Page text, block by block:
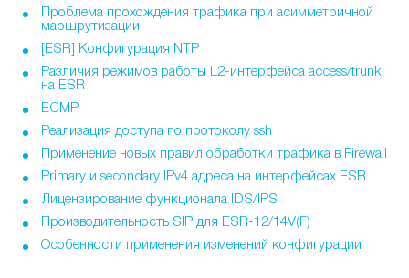
Проблема прохождения трафика при асимметричной
маршрутизации
[ESR] Конфигурация NTP
Различия режимов работы L2-интерфейса access/trunk
на ESR
ECMP
Реализация доступа по протоколу ssh
Применение новых правил обработки трафика в Firewall
Primary и secondary IPv4 адреса на интерфейсах ESR
Лицензирование функционала IDS/IPS
Производительность SIP для ESR-12/14V(F)
Особенности применения изменений конфигурации